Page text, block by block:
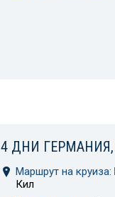
4 ДНИ
Маршрут на круиза:
Кил